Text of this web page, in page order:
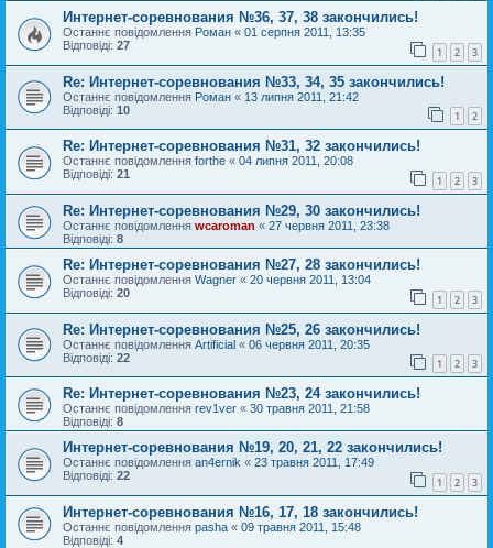
Интернет-соревнования №36, 37, 38 закончились!
Останнє повідомлення Роман « 01 серпня 2011, 13:35
Відповіді: 27 1 2 3
Re: Интернет-соревнования №33, 34, 35 закончились!
Останнє повідомлення Роман « 13 липня 2011, 21:42
Відповіді: 10 1 2
Re: Интернет-соревнования №31, 32 закончились!
Останнє повідомлення forthe « 04 липня 2011, 20:08
Відповіді: 21 1 2 3
Re: Интернет-соревнования №29, 30 закончились!
Останнє повідомлення wcaroman « 27 червня 2011, 23:38
Відповіді: 8
Re: Интернет-соревнования №27, 28 закончились!
Останнє повідомлення Wagner « 20 червня 2011, 13:04
Відповіді: 20 1 2 3
Re: Интернет-соревнования №25, 26 закончились!
Останнє повідомлення Artificial « 06 червня 2011, 20:35
Відповіді: 22 1 2 3
Re: Интернет-соревнования №23, 24 закончились!
Останнє повідомлення rev1ver « 30 травня 2011, 21:58
Відповіді: 8
Интернет-соревнования №19, 20, 21, 22 закончились!
Останнє повідомлення an4ernik « 23 травня 2011, 17:49
Відповіді: 22 1 2 3
Интернет-соревнования №16, 17, 18 закончились!
Останнє повідомлення pasha « 09 травня 2011, 15:48
Відповіді: 4